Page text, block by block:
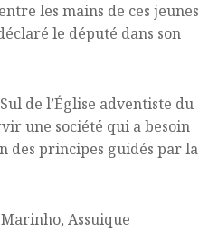
les mains de ces jeunes
le député dans son
de l’Église adventiste du
une société qui a besoin
des principes guidés par la
Assuique